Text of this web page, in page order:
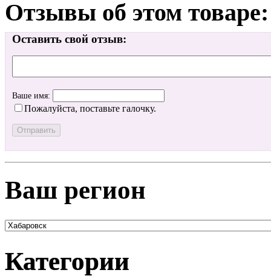
Отзывы об этом товаре:
Оставить свой отзыв:
Ваше имя:
Пожалуйста, поставьте галочку.
Ваш регион
Категории